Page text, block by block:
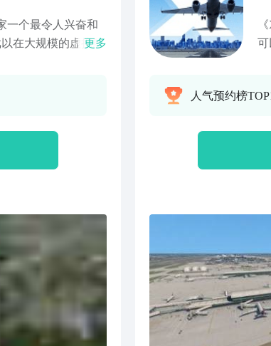
一个最令人兴奋和
在大规模的虚拟航
更多
可
云
场
飞
机
功
人气预约榜